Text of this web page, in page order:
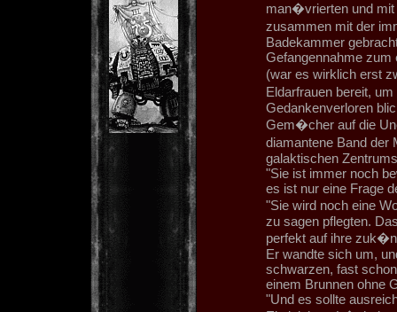
man�vrierten und mit
zusammen mit der
Badekammer
Gefangennahme zum
(war es wirklich erst
Eldarfrauen bereit,
Gedankenverloren
Gem�cher auf die
diamantene Band der
galaktischen
"Sie ist immer noch
es ist nur eine Frage
"Sie wird noch eine
zu sagen pflegten.
perfekt auf ihre
Er wandte sich um,
schwarzen, fast
einem Brunnen ohne
"Und es sollte